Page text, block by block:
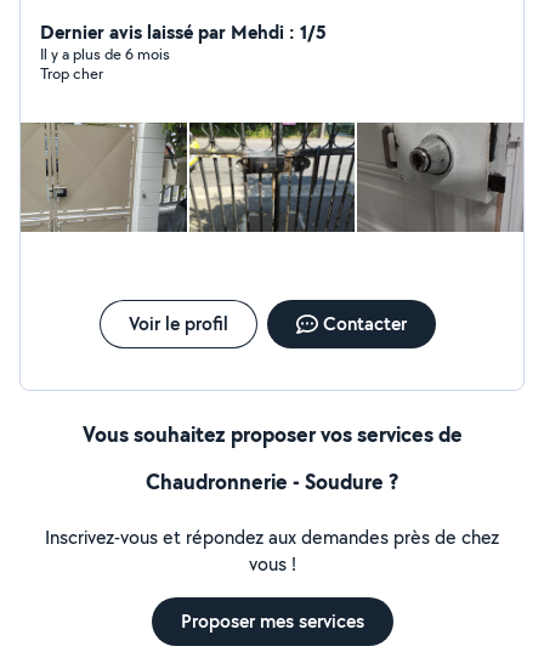
Dernier avis laissé par Mehdi : 1/5
Il y a plus de 6 mois
Trop cher
Voir le profil Contacter
Vous souhaitez proposer vos services de
Chaudronnerie - Soudure ?
Inscrivez-vous et répondez aux demandes près de chez
vous !
Proposer mes services